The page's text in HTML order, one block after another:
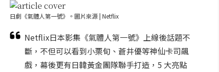
日劇《氣體人第一號》。圖片來源 | Netflix
Netflix日本影集《氣體人第一號》上線後話題不
斷，不但可以看到小栗旬、蒼井優等神仙卡司飆
戲，幕後更有日韓黃金團隊聯手打造，5 大亮點